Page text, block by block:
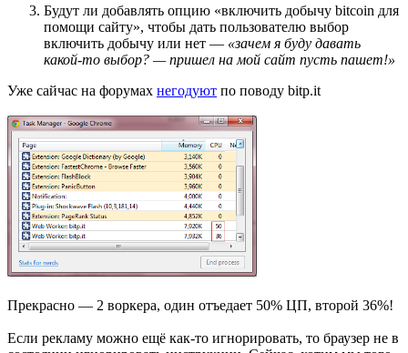
Будут ли добавлять опцию «включить добычу bitcoin для
помощи сайту», чтобы дать пользователю выбор
включить добычу или нет — «зачем я буду давать
какой-то выбор? — пришел на мой сайт пусть пашет!»
Уже сайчас на форумах негодуют по поводу bitp.it
Прекрасно — 2 воркера, один отъедает 50% ЦП, второй 36%!
Если рекламу можно ещё как-то игнорировать, то браузер не в